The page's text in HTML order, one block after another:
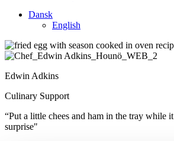
Dansk
English
Edwin Adkins
Culinary Support
“Put a little chees and ham in the tray while
surprise"